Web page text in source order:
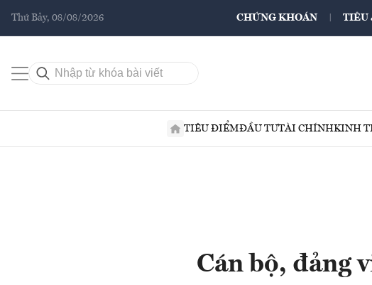
Thứ Bảy, 08/08/2026 CHỨNG KHOÁN TIÊU
TIÊU ĐIỂMĐẦU TƯTÀI CHÍNHKINH
Cán bộ, đảng